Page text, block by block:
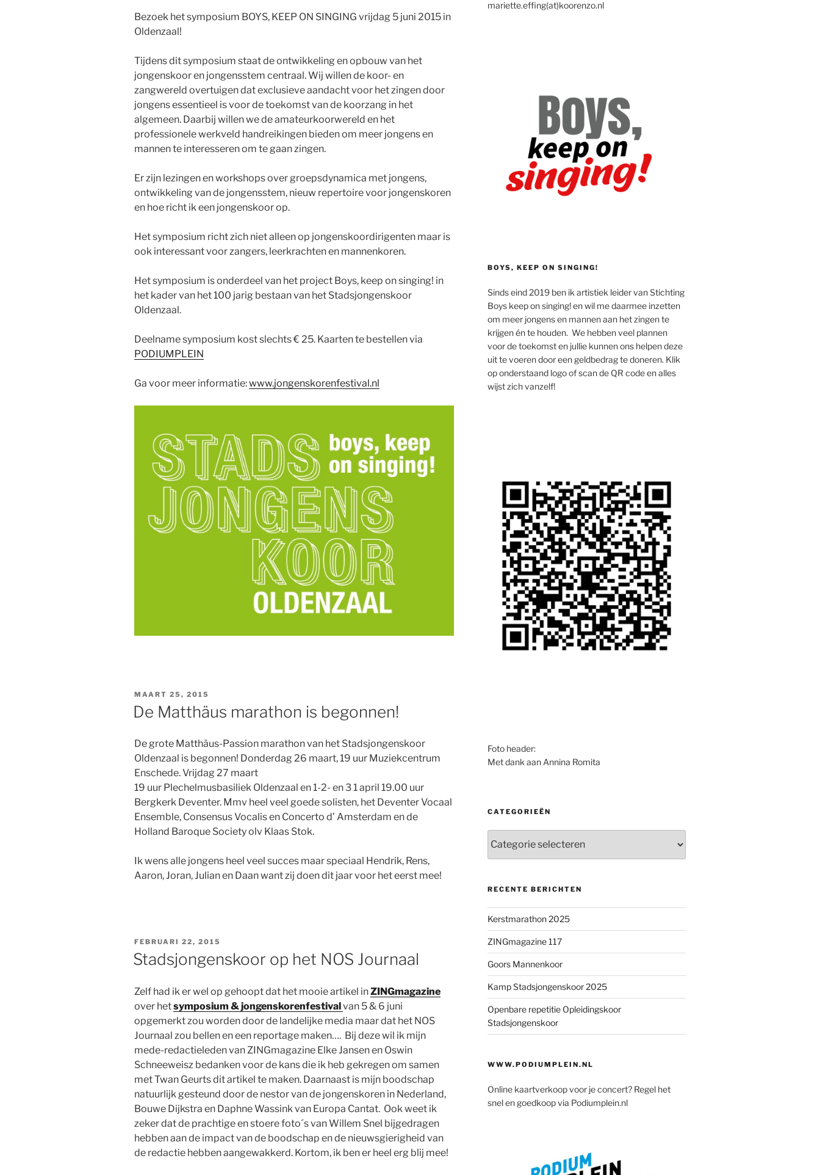
Bezoek het symposium BOYS, KEEP ON SINGING vrijdag 5 juni 2015 in
Oldenzaal!
Tijdens dit symposium staat de ontwikkeling en opbouw van het
jongenskoor en jongensstem centraal. Wij willen de koor- en
zangwereld overtuigen dat exclusieve aandacht voor het zingen door
jongens essentieel is voor de toekomst van de koorzang in het
algemeen. Daarbij willen we de amateurkoorwereld en het
professionele werkveld handreikingen bieden om meer jongens en
mannen te interesseren om te gaan zingen.
Er zijn lezingen en workshops over groepsdynamica met jongens,
ontwikkeling van de jongensstem, nieuw repertoire voor jongenskoren
en hoe richt ik een jongenskoor op.
Het symposium richt zich niet alleen op jongenskoordirigenten maar is
ook interessant voor zangers, leerkrachten en mannenkoren.
Het symposium is onderdeel van het project Boys, keep on singing! in
het kader van het 100 jarig bestaan van het Stadsjongenskoor
Oldenzaal.
Deelname symposium kost slechts € 25. Kaarten te bestellen via
PODIUMPLEIN
Ga voor meer informatie:www.jongenskorenfestival.nl
GEPLAATST
OP
MAART 25, 2015
De Matthäus marathon is begonnen!
De grote Matthäus-Passion marathon van het Stadsjongenskoor
Oldenzaal is begonnen! Donderdag 26 maart, 19 uur Muziekcentrum
Enschede. Vrijdag 27 maart
19 uur Plechelmusbasiliek Oldenzaal en 1-2- en 3 1 april 19.00 uur
Bergkerk Deventer. Mmv heel veel goede solisten, het Deventer Vocaal
Ensemble, Consensus Vocalis en Concerto d’ Amsterdam en de
Holland Baroque Society olv Klaas Stok.
Ik wens alle jongens heel veel succes maar speciaal Hendrik, Rens,
Aaron, Joran, Julian en Daan want zij doen dit jaar voor het eerst mee!
GEPLAATST
OP
FEBRUARI 22, 2015
Stadsjongenskoor op het NOS Journaal
Zelf had ik er wel op gehoopt dat het mooie artikel inZINGmagazine
over hetsymposium & jongenskorenfestivalvan 5 & 6 juni
opgemerkt zou worden door de landelijke media maar dat het NOS
Journaal zou bellen en een reportage maken…. Bij deze wil ik mijn
mede-redactieleden van ZINGmagazine Elke Jansen en Oswin
Schneeweisz bedanken voor de kans die ik heb gekregen om samen
met Twan Geurts dit artikel te maken. Daarnaast is mijn boodschap
natuurlijk gesteund door de nestor van de jongenskoren in Nederland,
Bouwe Dijkstra en Daphne Wassink van Europa Cantat. Ook weet ik
zeker dat de prachtige en stoere foto´s van Willem Snel bijgedragen
hebben aan de impact van de boodschap en de nieuwsgierigheid van
de redactie hebben aangewakkerd. Kortom, ik ben er heel erg blij mee!
mariette.effing(at)koorenzo.nl
BOYS, KEEP ON SINGING!
Sinds eind 2019 ben ik artistiek leider van Stichting
Boys keep on singing! en wil me daarmee inzetten
om meer jongens en mannen aan het zingen te
krijgen én te houden. We hebben veel plannen
voor de toekomst en jullie kunnen ons helpen deze
uit te voeren door een geldbedrag te doneren. Klik
op onderstaand logo of scan de QR code en alles
wijst zich vanzelf!
Foto header:
Met dank aan Annina Romita
CATEGORIEËN
RECENTE BERICHTEN
Kerstmarathon 2025
ZINGmagazine 117
Goors Mannenkoor
Kamp Stadsjongenskoor 2025
Openbare repetitie Opleidingskoor
Stadsjongenskoor
WWW.PODIUMPLEIN.NL
Online kaartverkoop voor je concert? Regel het
snel en goedkoop via Podiumplein.nl